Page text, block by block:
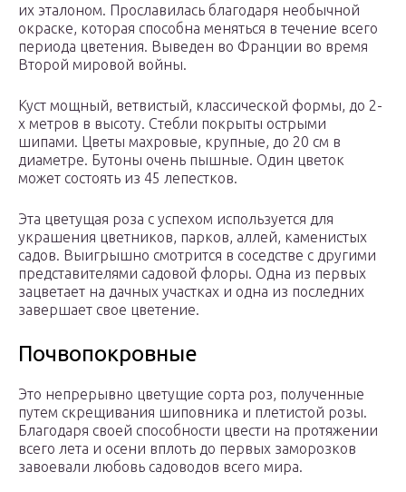
их эталоном. Прославилась благодаря необычной
окраске, которая способна меняться в течение всего
периода цветения. Выведен во Франции во время
Второй мировой войны.
Куст мощный, ветвистый, классической формы, до 2-
х метров в высоту. Стебли покрыты острыми
шипами. Цветы махровые, крупные, до 20 см в
диаметре. Бутоны очень пышные. Один цветок
может состоять из 45 лепестков.
Эта цветущая роза с успехом используется для
украшения цветников, парков, аллей, каменистых
садов. Выигрышно смотрится в соседстве с другими
представителями садовой флоры. Одна из первых
зацветает на дачных участках и одна из последних
завершает свое цветение.
Почвопокровные
Это непрерывно цветущие сорта роз, полученные
путем скрещивания шиповника и плетистой розы.
Благодаря своей способности цвести на протяжении
всего лета и осени вплоть до первых заморозков
завоевали любовь садоводов всего мира.